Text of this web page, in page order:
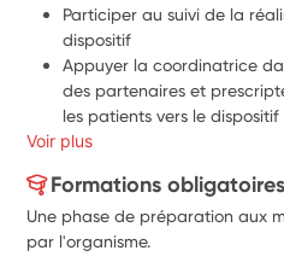
Participer au suivi de la
dispositif
Appuyer la coordinatrice
des partenaires et
les patients vers le dispositif
Voir plus
Formations obligatoires
Une phase de préparation aux
par l'organisme.